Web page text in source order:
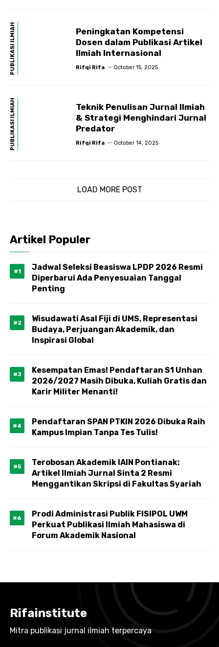
PUBLIKASI ILMIAH
Peningkatan Kompetensi
Dosen dalam Publikasi Artikel
Ilmiah Internasional
Rifqi Rifa October 15, 2025
PUBLIKASI ILMIAH
Teknik Penulisan Jurnal Ilmiah
& Strategi Menghindari Jurnal
Predator
Rifqi Rifa October 14, 2025
LOAD MORE POST
Artikel Populer
Jadwal Seleksi Beasiswa LPDP 2026 Resmi
Diperbarui Ada Penyesuaian Tanggal
Penting
Wisudawati Asal Fiji di UMS, Representasi
Budaya, Perjuangan Akademik, dan
Inspirasi Global
Kesempatan Emas! Pendaftaran S1 Unhan
2026/2027 Masih Dibuka, Kuliah Gratis dan
Karir Militer Menanti!
Pendaftaran SPAN PTKIN 2026 Dibuka Raih
Kampus Impian Tanpa Tes Tulis!
Terobosan Akademik IAIN Pontianak:
Artikel Ilmiah Jurnal Sinta 2 Resmi
Menggantikan Skripsi di Fakultas Syariah
Prodi Administrasi Publik FISIPOL UWM
Perkuat Publikasi Ilmiah Mahasiswa di
Forum Akademik Nasional
Rifainstitute
Mitra publikasi jurnal ilmiah terpercaya